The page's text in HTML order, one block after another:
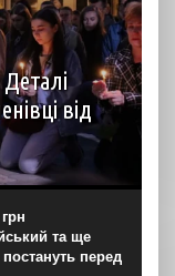
від
заявою.
де стався
Заява...
та ще
перед